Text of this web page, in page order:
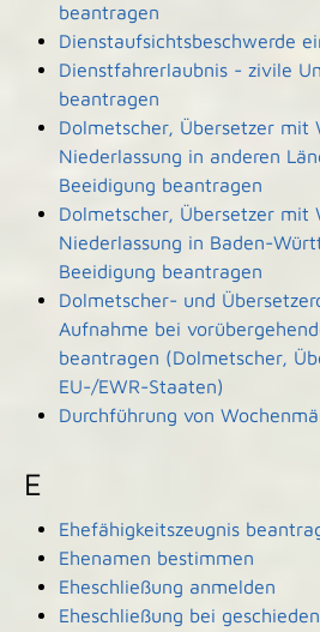
beantragen
Dienstaufsichtsbeschwerde
Dienstfahrerlaubnis - zivile
beantragen
Dolmetscher, Übersetzer mit
Niederlassung in anderen
Beeidigung beantragen
Dolmetscher, Übersetzer mit
Niederlassung in Baden-
Beeidigung beantragen
Dolmetscher- und
Aufnahme bei
beantragen (Dolmetscher,
EU-/EWR-Staaten)
Durchführung von
E
Ehefähigkeitszeugnis
Ehenamen bestimmen
Eheschließung anmelden
Eheschließung bei